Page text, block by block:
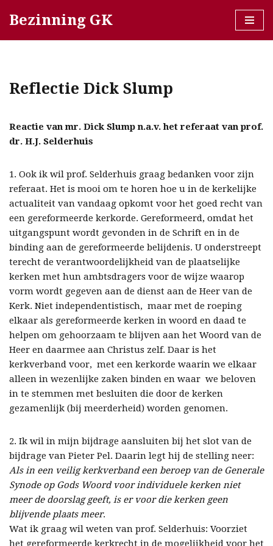
Bezinning GK
Reflectie Dick Slump
Reactie van mr. Dick Slump n.a.v. het referaat van prof.
dr. H.J. Selderhuis
1. Ook ik wil prof. Selderhuis graag bedanken voor zijn
referaat. Het is mooi om te horen hoe u in de kerkelijke
actualiteit van vandaag opkomt voor het goed recht van
een gereformeerde kerkorde. Gereformeerd, omdat het
uitgangspunt wordt gevonden in de Schrift en in de
binding aan de gereformeerde belijdenis. U onderstreept
terecht de verantwoordelijkheid van de plaatselijke
kerken met hun ambtsdragers voor de wijze waarop
vorm wordt gegeven aan de dienst aan de Heer van de
Kerk. Niet independentistisch, maar met de roeping
elkaar als gereformeerde kerken in woord en daad te
helpen om gehoorzaam te blijven aan het Woord van de
Heer en daarmee aan Christus zelf. Daar is het
kerkverband voor, met een kerkorde waarin we elkaar
alleen in wezenlijke zaken binden en waar we beloven
in te stemmen met besluiten die door de kerken
gezamenlijk (bij meerderheid) worden genomen.
2. Ik wil in mijn bijdrage aansluiten bij het slot van de
bijdrage van Pieter Pel. Daarin legt hij de stelling neer:
Als in een veilig kerkverband een beroep van de Generale
Synode op Gods Woord voor individuele kerken niet
meer de doorslag geeft, is er voor die kerken geen
blijvende plaats meer.
Wat ik graag wil weten van prof. Selderhuis: Voorziet
het gereformeerde kerkrecht in de mogelijkheid voor het